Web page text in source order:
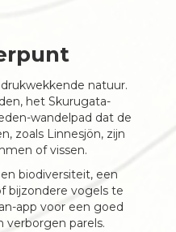
natuur.
het Skurugata-
wandelpad dat de
zoals Linnesjön, zijn
of vissen.
biodiversiteit, een
bijzondere vogels te
app voor een goed
verborgen parels.